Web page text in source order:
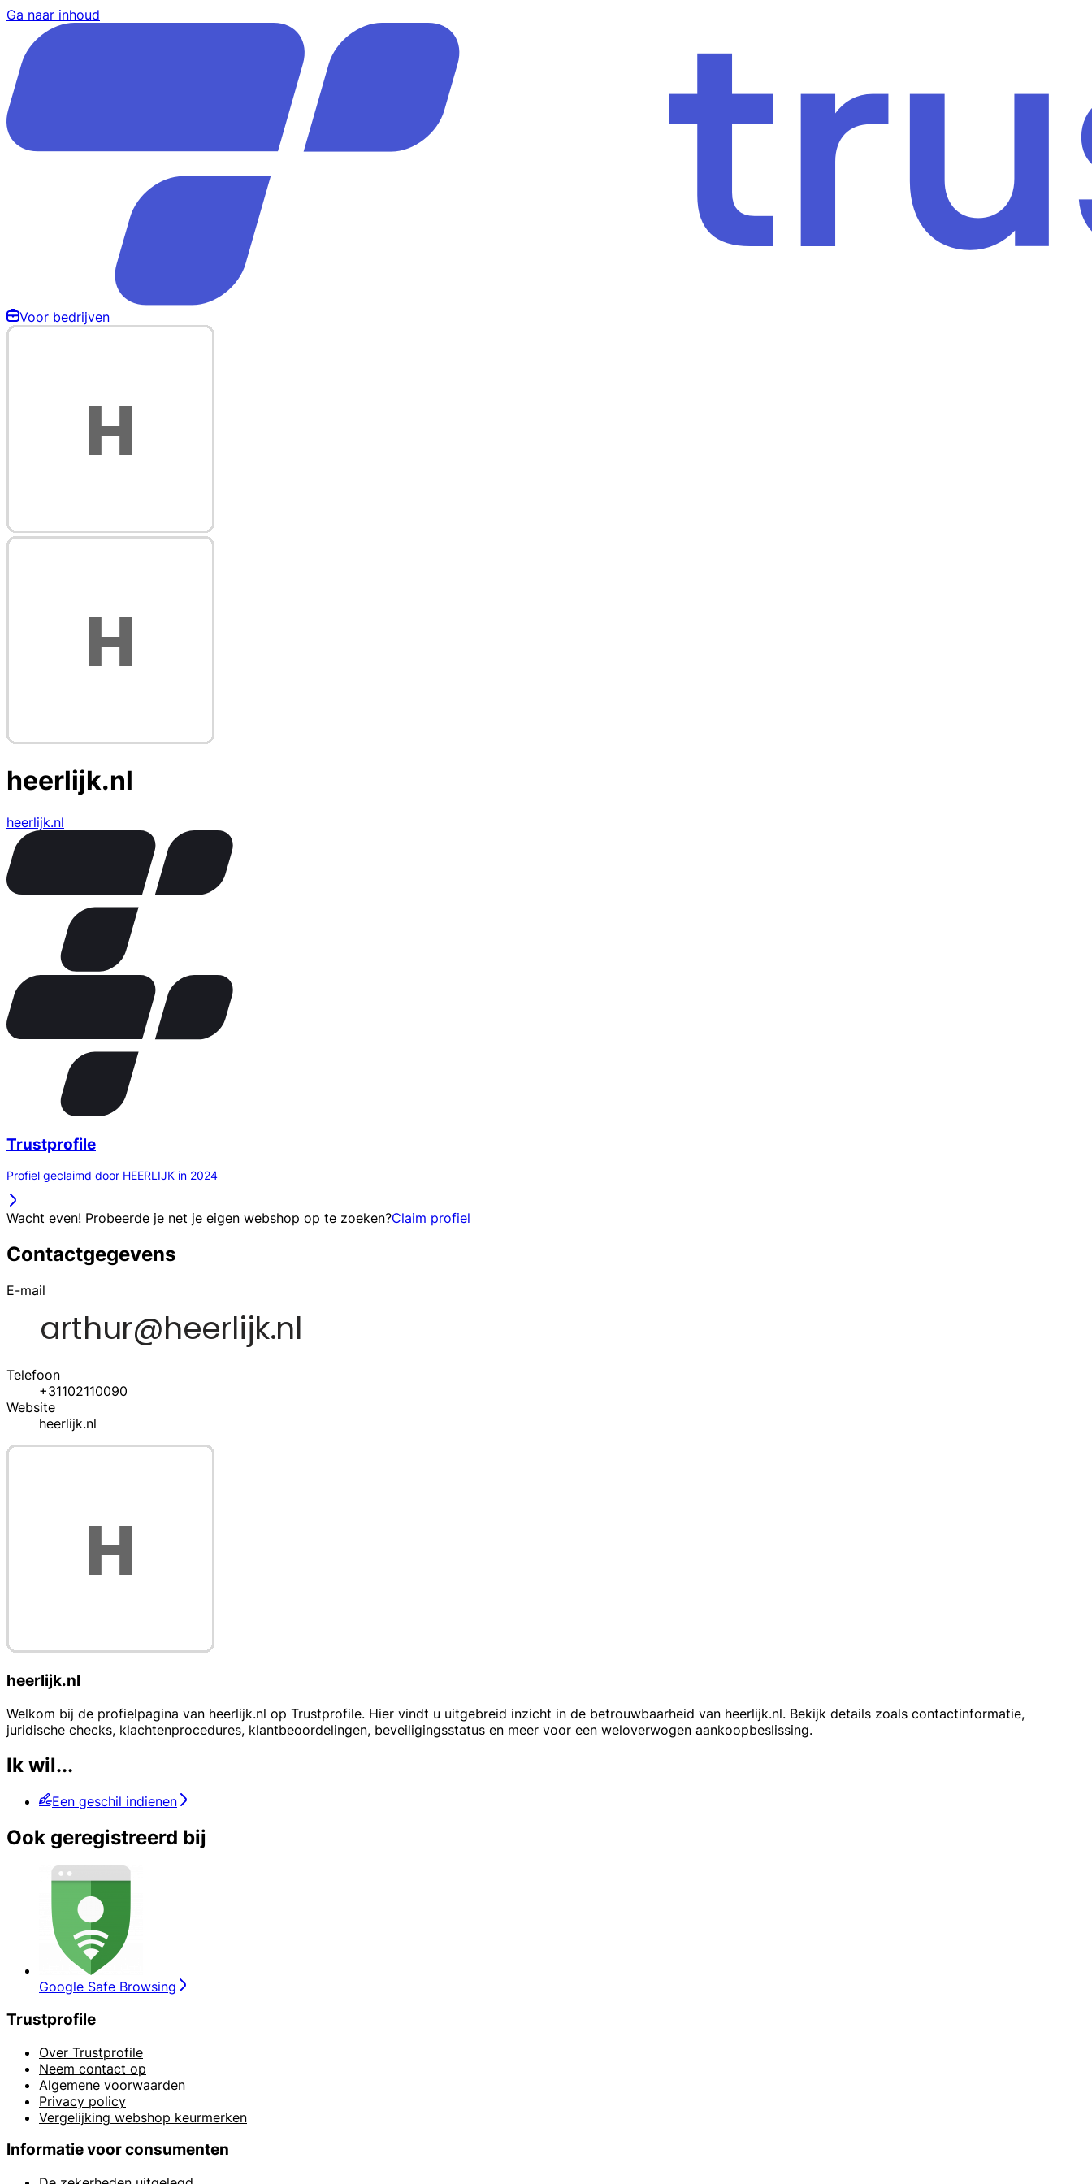
Ga naar inhoud
Voor bedrijven
heerlijk.nl
heerlijk.nl
Trustprofile
Profiel geclaimd door HEERLIJK in 2024
Wacht even! Probeerde je net je eigen webshop op te zoeken?Claim profiel
Contactgegevens
E-mail
Telefoon
+31102110090
Website
heerlijk.nl
heerlijk.nl
Welkom bij de profielpagina van heerlijk.nl op Trustprofile. Hier vindt u uitgebreid inzicht in de betrouwbaarheid van heerlijk.nl. Bekijk details zoals contactinformatie,
juridische checks, klachtenprocedures, klantbeoordelingen, beveiligingsstatus en meer voor een weloverwogen aankoopbeslissing.
Ik wil...
Een geschil indienen
Ook geregistreerd bij
Google Safe Browsing
Trustprofile
Over Trustprofile
Neem contact op
Algemene voorwaarden
Privacy policy
Vergelijking webshop keurmerken
Informatie voor consumenten